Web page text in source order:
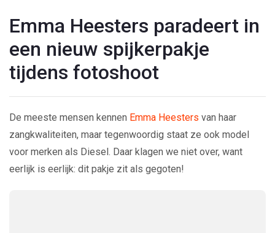
Emma Heesters paradeert in
een nieuw spijkerpakje
tijdens fotoshoot
De meeste mensen kennen Emma Heesters van haar
zangkwaliteiten, maar tegenwoordig staat ze ook model
voor merken als Diesel. Daar klagen we niet over, want
eerlijk is eerlijk: dit pakje zit als gegoten!